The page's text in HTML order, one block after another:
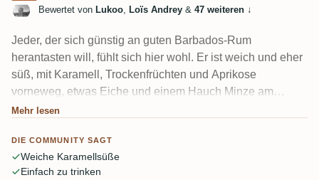
Bewertet von Lukoo, Loïs Andrey & 47 weiteren ↓
Jeder, der sich günstig an guten Barbados-Rum
herantasten will, fühlt sich hier wohl. Er ist weich und eher
süß, mit Karamell, Trockenfrüchten und Aprikose
vorneweg, etwas Eiche und einem Hauch Minze am
Gaumen.
Mehr lesen
DIE COMMUNITY SAGT
Weiche Karamellsüße
Einfach zu trinken